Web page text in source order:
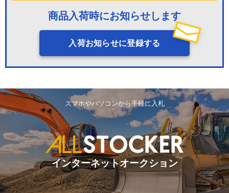
商品入荷時にお知らせします
入荷お知らせに登録する
スマホやパソコンから手軽に入札
インターネットオークション